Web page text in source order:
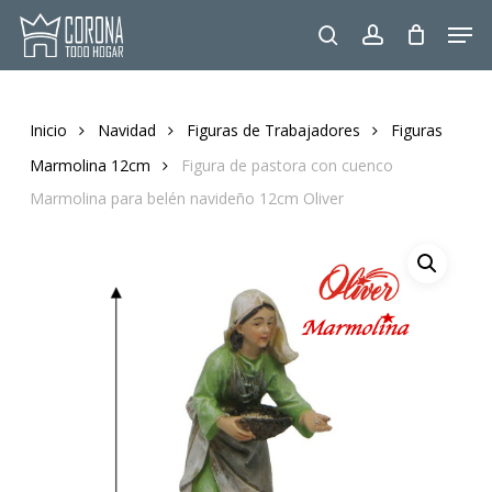
Skip
main
searchaccount
Inicio Navidad Figuras de Trabajadores
Figuras
Marmolina 12cm
Figura de pastora con cuenco
Marmolina para belén navideño 12cm Oliver